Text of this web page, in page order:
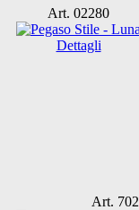
Art. 02280
Dettagli
Art. 702